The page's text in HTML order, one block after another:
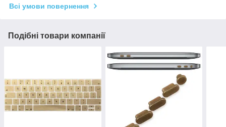
Всі умови повернення
Подібні товари компанії